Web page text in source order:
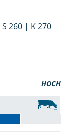
S 260 | K 270
HOCH